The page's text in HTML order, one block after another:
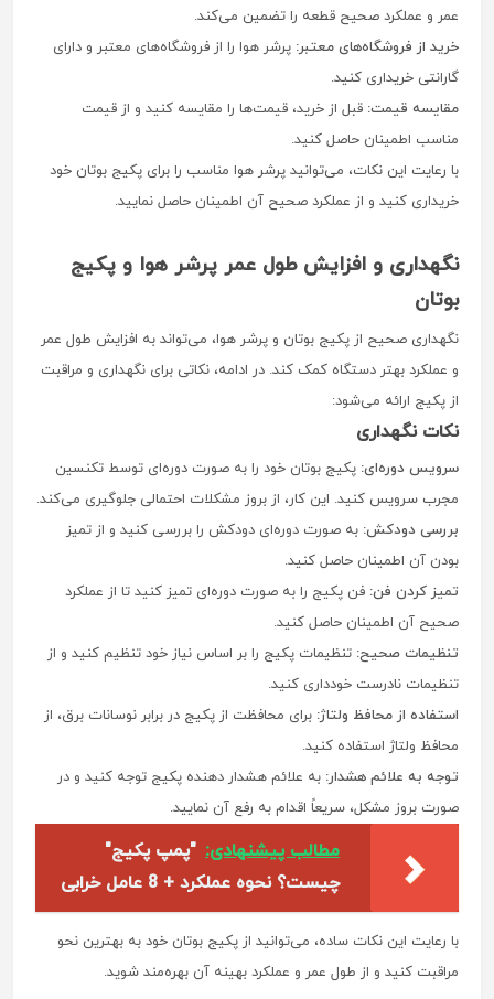
عمر و عملکرد صحیح قطعه را تضمین می‌کند.
خرید از فروشگاه‌های معتبر: پرشر هوا را از فروشگاه‌های معتبر و دارای
گارانتی خریداری کنید.
مقایسه قیمت: قبل از خرید، قیمت‌ها را مقایسه کنید و از قیمت
مناسب اطمینان حاصل کنید.
با رعایت این نکات، می‌توانید پرشر هوا مناسب را برای پکیج بوتان خود
خریداری کنید و از عملکرد صحیح آن اطمینان حاصل نمایید.
نگهداری و افزایش طول عمر پرشر هوا و پکیج
بوتان
نگهداری صحیح از پکیج بوتان و پرشر هوا، می‌تواند به افزایش طول عمر
و عملکرد بهتر دستگاه کمک کند. در ادامه، نکاتی برای نگهداری و مراقبت
از پکیج ارائه می‌شود:
نکات نگهداری
سرویس دوره‌ای: پکیج بوتان خود را به صورت دوره‌ای توسط تکنسین
مجرب سرویس کنید. این کار، از بروز مشکلات احتمالی جلوگیری می‌کند.
بررسی دودکش: به صورت دوره‌ای دودکش را بررسی کنید و از تمیز
بودن آن اطمینان حاصل کنید.
تمیز کردن فن: فن پکیج را به صورت دوره‌ای تمیز کنید تا از عملکرد
صحیح آن اطمینان حاصل کنید.
تنظیمات صحیح: تنظیمات پکیج را بر اساس نیاز خود تنظیم کنید و از
تنظیمات نادرست خودداری کنید.
استفاده از محافظ ولتاژ: برای محافظت از پکیج در برابر نوسانات برق، از
محافظ ولتاژ استفاده کنید.
توجه به علائم هشدار: به علائم هشدار دهنده پکیج توجه کنید و در
صورت بروز مشکل، سریعاً اقدام به رفع آن نمایید.
مطالب پیشنهادی: "پمپ پکیج"
چیست؟ نحوه عملکرد + 8 عامل خرابی
با رعایت این نکات ساده، می‌توانید از پکیج بوتان خود به بهترین نحو
مراقبت کنید و از طول عمر و عملکرد بهینه آن بهره‌مند شوید.